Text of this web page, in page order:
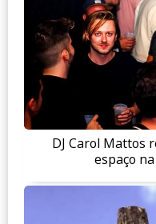
DJ Carol Mattos
espaço